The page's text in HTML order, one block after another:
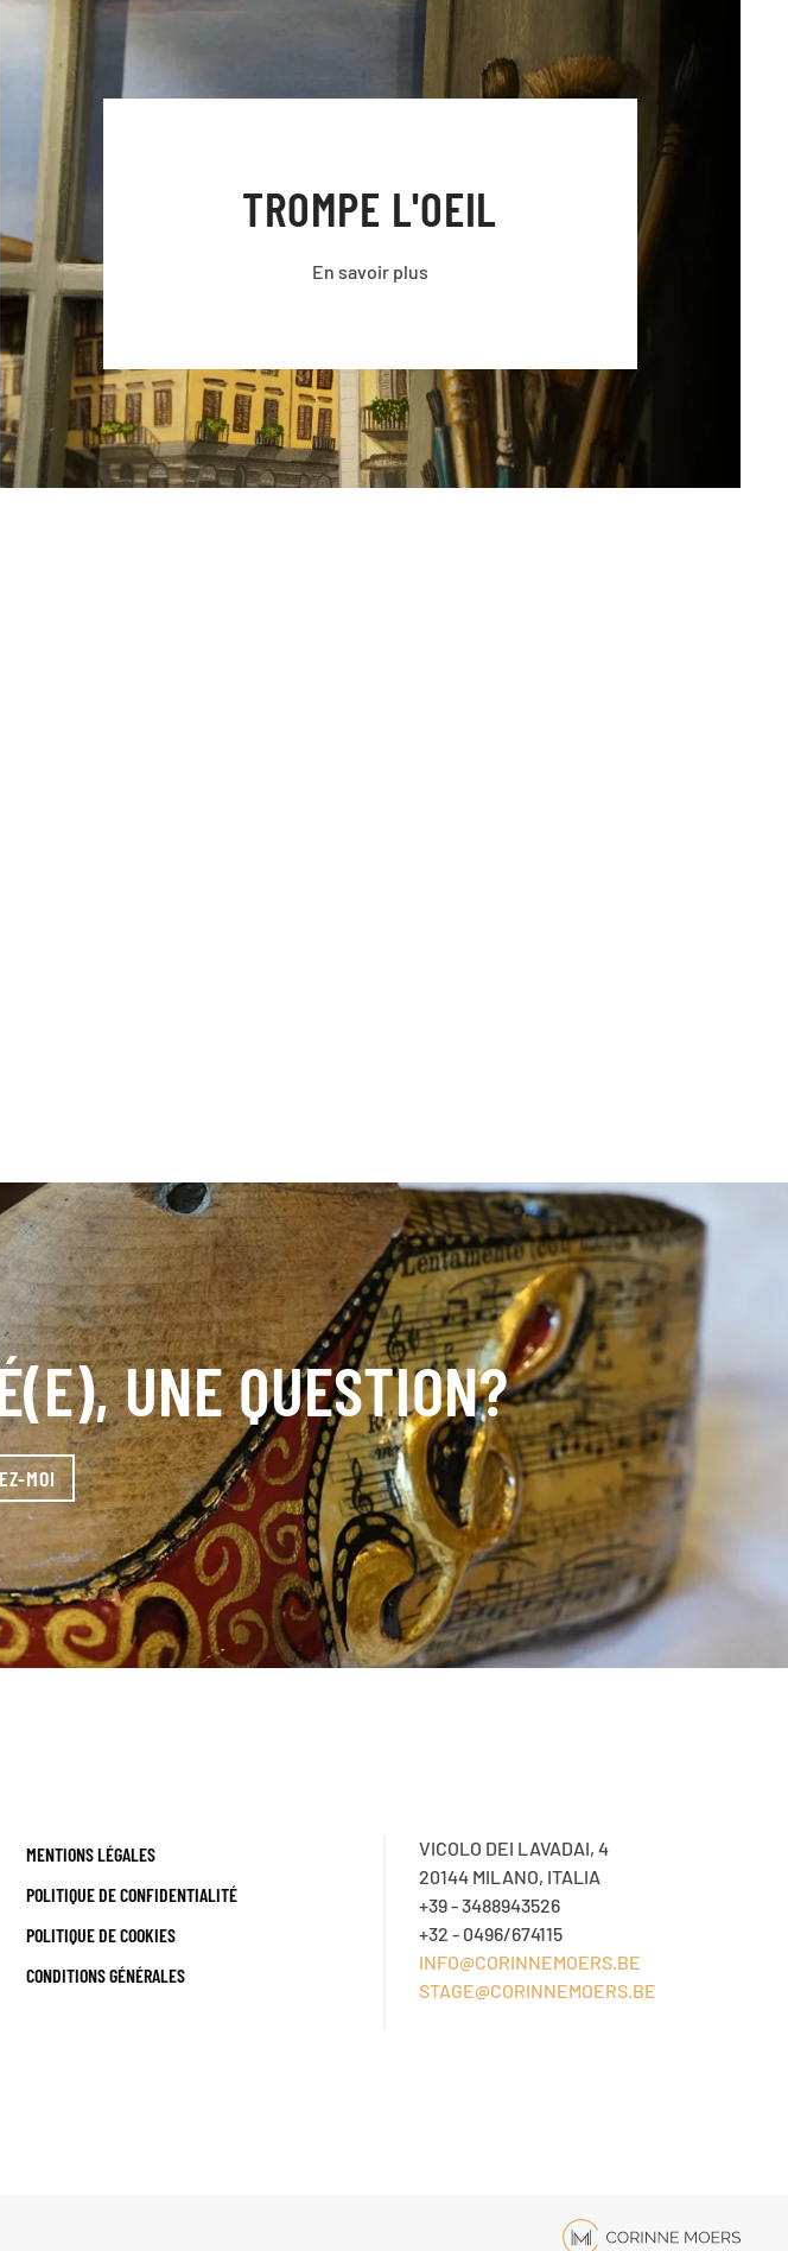
TROMPE L'OEIL
En savoir plus
UNE QUESTION?
MOI
MENTIONS LÉGALES
POLITIQUE DE CONFIDENTIALITÉ
POLITIQUE DE COOKIES
CONDITIONS GÉNÉRALES
VICOLO DEI LAVADAI, 4
20144 MILANO, ITALIA
+39 - 3488943526
+32 - 0496/674115
INFO@CORINNEMOERS.BE
STAGE@CORINNEMOERS.BE